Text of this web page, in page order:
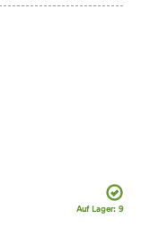
Auf Lager: 9